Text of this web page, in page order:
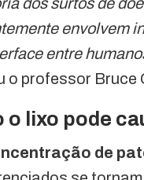
envolvem
entre
o professor Bruce
o lixo pode
de